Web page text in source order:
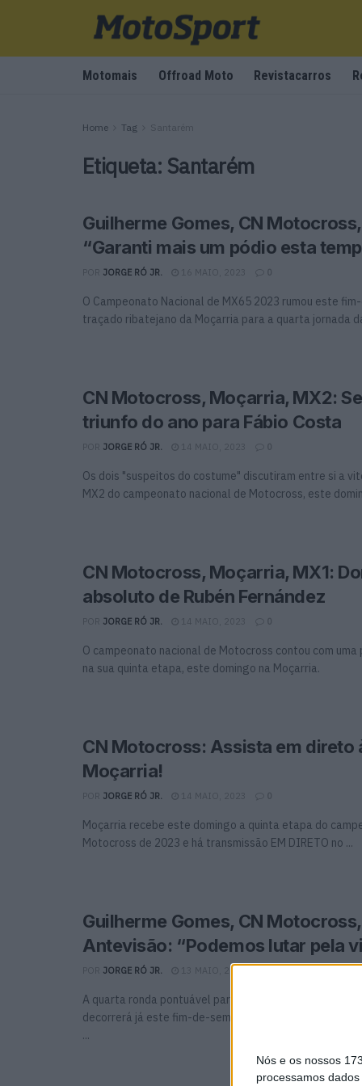
Nós e os nossos
processamos
Motomais Offroad Moto Revistacarros
Home Tag Santarém
Etiqueta: Santarém
Guilherme Gomes, CN
“Garanti mais um pódio esta
JORGE RÓ JR. 16 MAIO, 2023 0
O Campeonato Nacional de MX65 2023 rumou este
traçado ribatejano da Moçarria para a quarta jornada
CN Motocross, Moçarria, MX2:
triunfo do ano para Fábio Costa
JORGE RÓ JR. 14 MAIO, 2023 0
Os dois "suspeitos do costume" discutiram entre si a
MX2 do campeonato nacional de Motocross, este
CN Motocross, Moçarria, MX1:
absoluto de Rubén Fernández
JORGE RÓ JR. 14 MAIO, 2023 0
O campeonato nacional de Motocross contou com
na sua quinta etapa, este domingo na Moçarria.
CN Motocross: Assista em direto
Moçarria!
JORGE RÓ JR. 14 MAIO, 2023 0
Moçarria recebe este domingo a quinta etapa do
Motocross de 2023 e há transmissão EM DIRETO no ...
Guilherme Gomes, CN
Antevisão: “Podemos lutar pela
JORGE RÓ JR. 13 MAIO, 2023
A quarta ronda pontuável para o Campeonato Nacional
decorrerá já este fim-de-semana na Pista da Carneira -
...